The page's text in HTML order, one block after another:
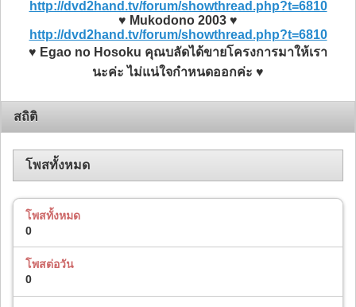
http://dvd2hand.tv/forum/showthread.php?t=6810
♥ Mukodono 2003 ♥
http://dvd2hand.tv/forum/showthread.php?t=6810
♥ Egao no Hosoku คุณบลัดได้ขายโครงการมาให้เรา
นะค่ะ ไม่แน่ใจกำหนดออกค่ะ ♥
สถิติ
โพสทั้งหมด
โพสทั้งหมด
0
โพสต่อวัน
0